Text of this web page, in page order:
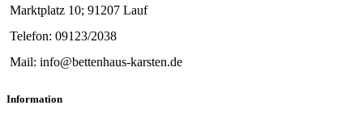
Marktplatz 10; 91207 Lauf
Telefon: 09123/2038
Mail: info@bettenhaus-karsten.de
Information